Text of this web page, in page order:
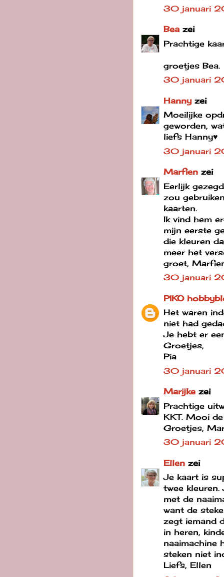
30 januari
Bea zei
Prachtige
groetjes Bea.
30 januari
Hannyzei
Moeilijke
geworden,
liefs Hanny♥
30 januari
Marfien zei
Eerlijk
zou
kaarten.
Ik vind hem
mijn eerste
die kleuren
meer het
groet,
30 januari
PIKO
Het waren
niet had
Je hebt er
Groetjes,
Pia
30 januari
Marijke zei
Prachtige
KKT. Mooi
Groetjes,
30 januari
Ellen zei
Je kaart is
twee
met de
want de
zegt iemand
in heren,
naaimachine
steken niet
Liefs, Ellen